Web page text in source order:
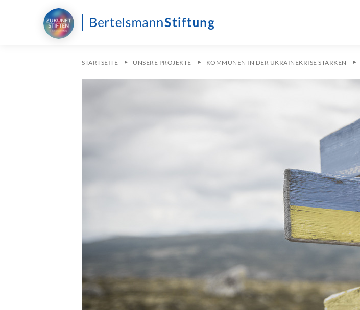
STARTSEITE UNSERE PROJEKTE KOMMUNEN IN DER UKRAINEKRISE STÄRKEN